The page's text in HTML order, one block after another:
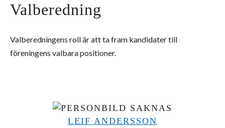
Valberedning
Valberedningens roll är att ta fram kandidater till
föreningens valbara positioner.
LEIF ANDERSSON